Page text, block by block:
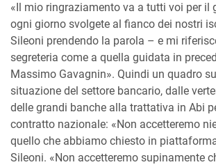
«Il mio ringraziamento va a tutti voi per il
ogni giorno svolgete al fianco dei nostri
Sileoni prendendo la parola – e mi
segreteria come a quella guidata in
Massimo Gavagnin». Quindi un quadro
situazione del settore bancario, dalle
delle grandi banche alla trattativa in Abi
contratto nazionale: «Non accetteremo
quello che abbiamo chiesto in
Sileoni. «Non accetteremo supinamente